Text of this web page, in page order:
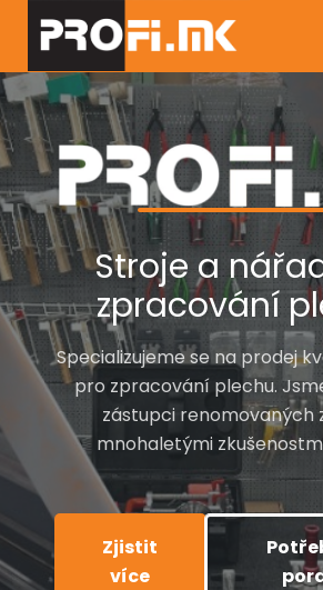
Přejít
hlavnímu
obsahu
Stroje a
zpracování
Specializujeme se na prodej
pro zpracování plechu.
zástupci renomovaných
mnohaletými
Zjistit
více